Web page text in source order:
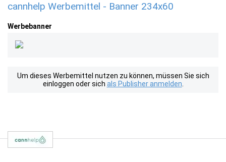
cannhelp Werbemittel - Banner 234x60
Werbebanner
Um dieses Werbemittel nutzen zu können, müssen Sie sich
einloggen oder sich als Publisher anmelden